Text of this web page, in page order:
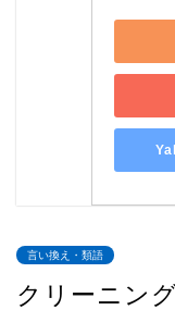
言い換え・類語
クリーニン